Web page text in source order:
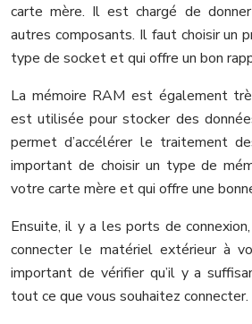
carte mère. Il est chargé de
autres composants. Il faut choisir un
type de socket et qui offre un bon
La mémoire RAM est également
est utilisée pour stocker des
permet d’accélérer le traitement
important de choisir un type de
votre carte mère et qui offre une
Ensuite, il y a les ports de
connecter le matériel extérieur à
important de vérifier qu’il y a
tout ce que vous souhaitez connecter.